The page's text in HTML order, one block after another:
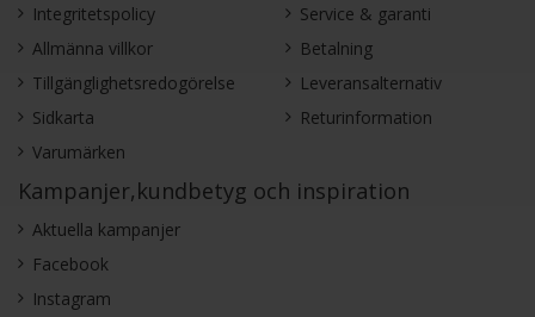
Integritetspolicy
Allmänna villkor
Tillgänglighetsredogörelse
Sidkarta
Varumärken
Service & garanti
Betalning
Leveransalternativ
Returinformation
Kampanjer,kundbetyg och inspiration
Aktuella kampanjer
Facebook
Instagram